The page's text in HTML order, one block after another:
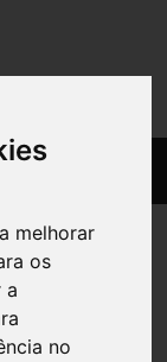
melhorar
os
a
no